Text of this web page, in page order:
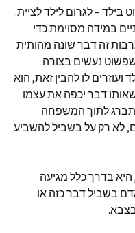
בילד – לגרום לילד לציית.
במידה מסוימת כדי
זה דבר שונה מהותית
נעשים בצורה
לו להבין זאת, הוא
דבר יכפה את עצמו
לתוך המשפחה
לא רק על בשביל להשביע
בדרך כלל מגיעה
בשביל דבר כזה או